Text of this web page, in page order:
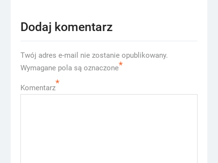
Dodaj komentarz
Twój adres e-mail nie zostanie opublikowany.
Wymagane pola są oznaczone*
Komentarz*